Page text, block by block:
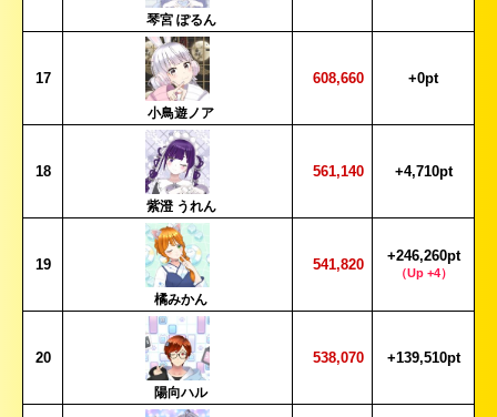
琴宮 ぽるん
17
小鳥遊ノア
608,660 +0pt
18
紫澄 うれん
561,140 +4,710pt
19
橘みかん
541,820
+246,260pt
（Up +4）
20
陽向ハル
538,070 +139,510pt